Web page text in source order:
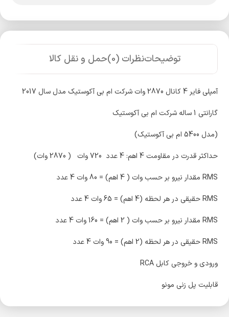
توضیحاتنظرات (0) حمل و نقل کالا
آمپلی فایر 4 کانال 2870 وات شرکت ام بی آکوستیک مدل سال 2017
گارانتی 1 ساله شرکت ام بی آکوستیک
(مدل 5400 ام بی آکوستیک)
حداکثر قدرت در مقاومت 4 اهم: 4 عدد 720 وات ( 2870 وات)
RMS مقدار نیرو بر حسب وات ( 4 اهم) = 80 وات 4 عدد
RMS حقیقی در هر لحظه (4 اهم) = 65 وات 4 عدد
RMS مقدار نیرو بر حسب وات ( 2 اهم) = 160 وات 4 عدد
RMS حقیقی در هر لحظه (2 اهم) = 90 وات 4 عدد
ورودی و خروجی کابل RCA
قابلیت پل زنی مونو